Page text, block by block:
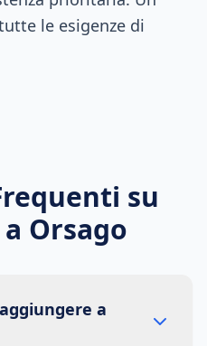
le esigenze di
su
Orsago
a